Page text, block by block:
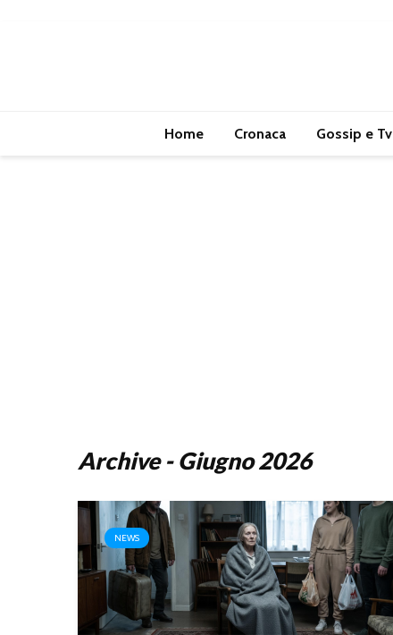
Home Cronaca Gossip e Tv
Archive - Giugno 2026
NEWS